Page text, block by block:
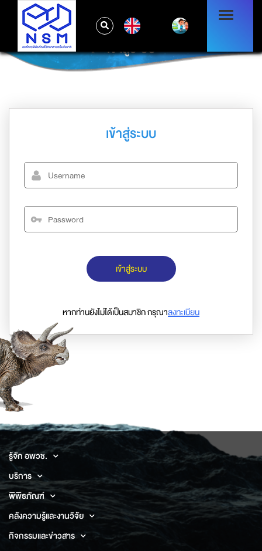
เข้าสู่ระบบ
เข้าสู่ระบบ
เข้าสู่ระบบ
หากท่านยังไม่ได้เป็นสมาชิก กรุณาลงทะเบียน
รู้จัก อพวช.
บริการ
พิพิธภัณฑ์
คลังความรู้และงานวิจัย
กิจกรรมและข่าวสาร